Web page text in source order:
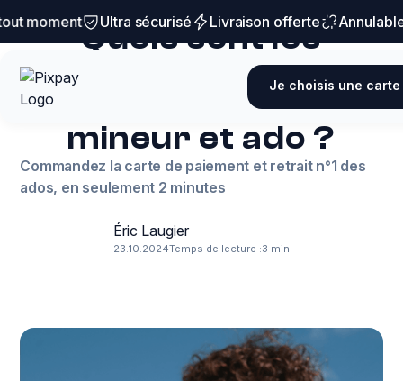
moment Ultra sécurisé Livraison offerte Annulable à
Je choisis une carte
Conseils et astuces
Quels sont les
avantages de la
carte retrait pour
mineur et ado ?
Commandez la carte de paiement et retrait n°1 des
ados, en seulement 2 minutes
Éric Laugier
23.10.2024Temps de lecture :3 min